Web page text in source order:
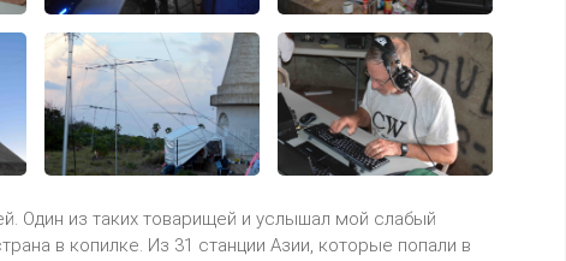
Один из таких товарищей и услышал мой слабый
в копилке. Из 31 станции Азии, которые попали в